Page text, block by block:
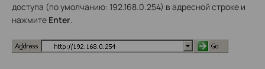
доступа (по умолчанию: 192.168.0.254) в адресной строке и
нажмите Enter